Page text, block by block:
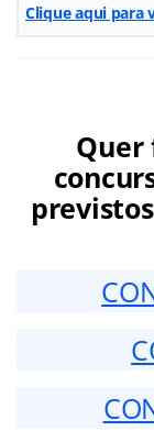
Clique aqui para
Quer